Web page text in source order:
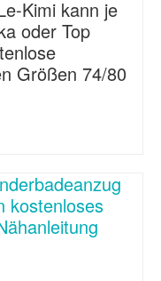
Kimi kann je
oder Top
Größen 74/80